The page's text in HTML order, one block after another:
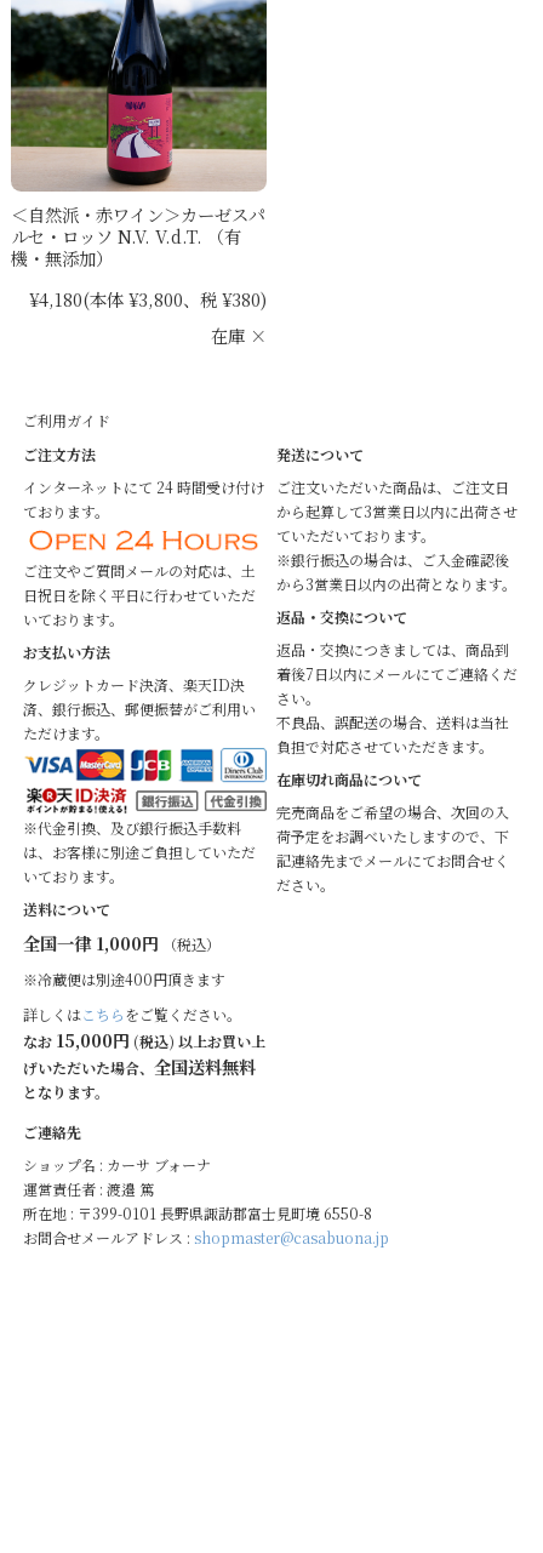
＜自然派・赤ワイン＞カーゼスパ
ルセ・ロッソ N.V. V.d.T. （有
機・無添加）
¥4,180(本体 ¥3,800、税 ¥380)
在庫 ×
ご利用ガイド
ご注文方法
インターネットにて 24 時間受け付け
ております。
ご注文やご質問メールの対応は、土
日祝日を除く平日に行わせていただ
いております。
お支払い方法
クレジットカード決済、楽天ID決
済、銀行振込、郵便振替がご利用い
ただけます。
※代金引換、及び銀行振込手数料
は、お客様に別途ご負担していただ
いております。
送料について
全国一律 1,000円 （税込）
※冷蔵便は別途400円頂きます
詳しくはこちらをご覧ください。
なお 15,000円 (税込) 以上お買い上
げいただいた場合、 全国送料無料
となります。
発送について
ご注文いただいた商品は、ご注文日
から起算して3営業日以内に出荷させ
ていただいております。
※銀行振込の場合は、ご入金確認後
から3営業日以内の出荷となります。
返品・交換について
返品・交換につきましては、商品到
着後7日以内にメールにてご連絡くだ
さい。
不良品、誤配送の場合、送料は当社
負担で対応させていただきます。
在庫切れ商品について
完売商品をご希望の場合、次回の入
荷予定をお調べいたしますので、下
記連絡先までメールにてお問合せく
ださい。
ご連絡先
ショップ名 : カーサ ブォーナ
運営責任者 : 渡邉 篤
所在地 : 〒399-0101 長野県諏訪郡富士見町境 6550-8
お問合せメールアドレス : shopmaster@casabuona.jp